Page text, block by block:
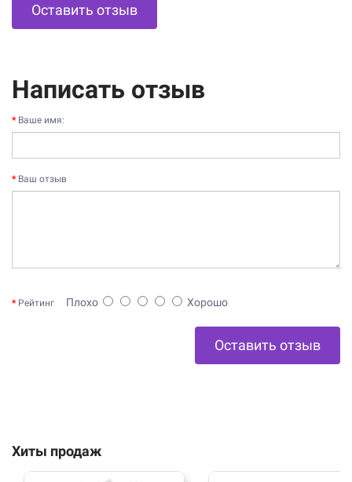
Оставить отзыв
Написать отзыв
Ваше имя:
Ваш отзыв
Рейтинг Плохо Хорошо
Оставить отзыв
Хиты продаж